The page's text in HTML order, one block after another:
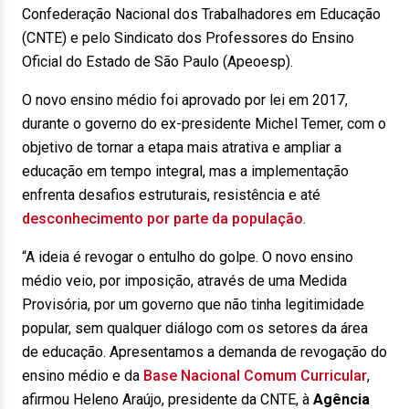
Confederação Nacional dos Trabalhadores em Educação
(CNTE) e pelo Sindicato dos Professores do Ensino
Oficial do Estado de São Paulo (Apeoesp).
O novo ensino médio foi aprovado por lei em 2017,
durante o governo do ex-presidente Michel Temer, com o
objetivo de tornar a etapa mais atrativa e ampliar a
educação em tempo integral, mas a implementação
enfrenta desafios estruturais, resistência e até
desconhecimento por parte da população.
“A ideia é revogar o entulho do golpe. O novo ensino
médio veio, por imposição, através de uma Medida
Provisória, por um governo que não tinha legitimidade
popular, sem qualquer diálogo com os setores da área
de educação. Apresentamos a demanda de revogação do
ensino médio e da Base Nacional Comum Curricular,
afirmou Heleno Araújo, presidente da CNTE, à Agência